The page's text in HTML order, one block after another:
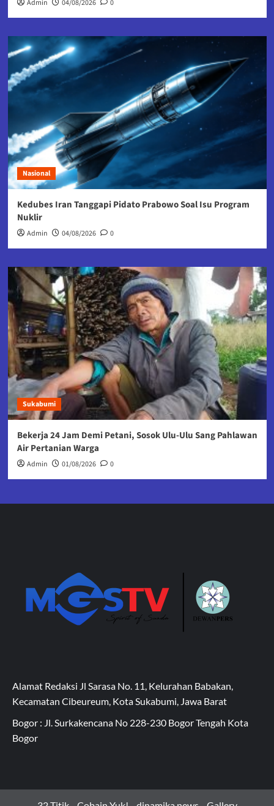
Admin 04/08/2026 0
Nasional
Kedubes Iran Tanggapi Pidato Prabowo Soal Isu Program
Nuklir
Admin 04/08/2026 0
Sukabumi
Bekerja 24 Jam Demi Petani, Sosok Ulu-Ulu Sang Pahlawan
Air Pertanian Warga
Admin 01/08/2026 0
Alamat Redaksi Jl Sarasa No. 11, Kelurahan Babakan,
Kecamatan Cibeureum, Kota Sukabumi, Jawa Barat
Bogor : Jl. Surkakencana No 228-230 Bogor Tengah Kota
Bogor